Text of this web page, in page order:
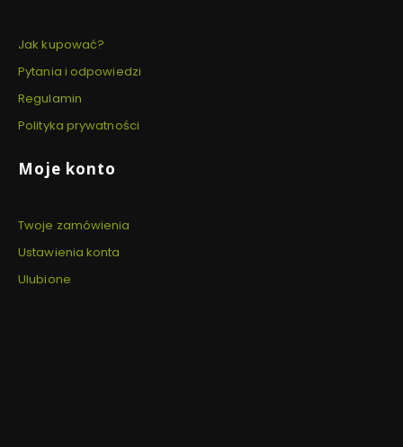
Jak kupować?
Pytania i odpowiedzi
Regulamin
Polityka prywatności
Moje konto
Twoje zamówienia
Ustawienia konta
Ulubione